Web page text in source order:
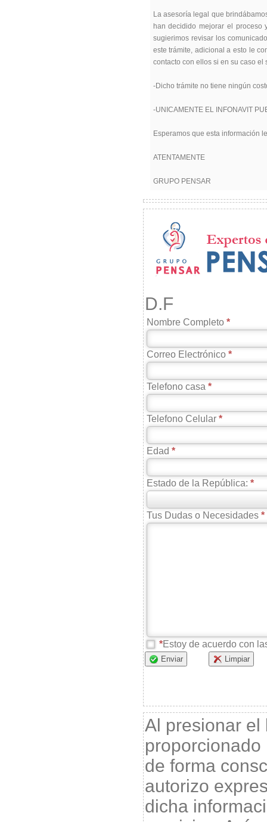
La asesoría legal que
han decidido mejorar el
sugierimos revisar los
este trámite, adicional a esto le
contacto con ellos si en su caso el
-Dicho trámite no tiene ningún
-UNICAMENTE EL INFONAVIT
Esperamos que esta información
ATENTAMENTE
GRUPO PENSAR
D.F
Nombre Completo
Correo Electrónico
Telefono casa
Telefono Celular
Edad
Estado de la República:
Tus Dudas o Necesidades
Estoy de acuerdo con
Enviar Limpiar
Al presionar el
de forma
autorizo
dicha